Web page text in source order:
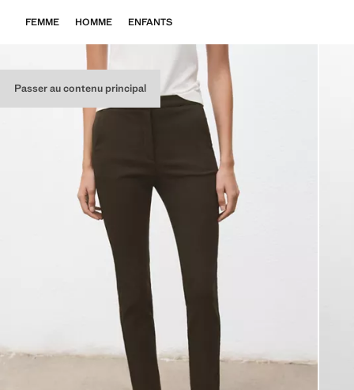
Passer au contenu principal
FEMME HOMME ENFANTS